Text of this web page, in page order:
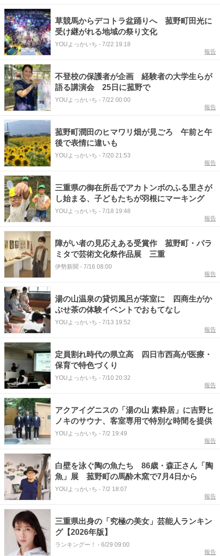
草競馬からデコトラ盆踊りへ 菰野町田光に
受け継がれる地域の祭り文化
YOUよっかいち - 7/22 19:18
報告
不登校の保護者が企画 経験者の大学生らが
語る講演会 25日に菰野で
YOUよっかいち - 7/22 00:00
報告
菰野町潤田のヒマワリ畑が見ごろ 午前と午
後で表情に違いも
YOUよっかいち - 7/20 21:53
報告
三重県の御在所岳でアカトンボのふる里さが
し始まる、子どもたちが羽根にマーキング
YOUよっかいち - 7/18 19:48
報告
障がい者の見応えある受賞作 菰野町・パラ
ミタで芸術文化祭作品展 三重
伊勢新聞 - 7/16 08:00
報告
湯の山温泉の貸切風呂が茶室に 四商生がか
ぶせ茶の体験イベントでおもてなし
YOUよっかいち - 7/13 19:52
報告
定員割れ時代の県立高 四日市西高が医療・
保育で特色づくり
YOUよっかいち - 7/10 20:32
報告
アクアイグニスの「湯の山 素粋居」に吉野ヒ
ノキのサウナ、客室専用で特別な時間を提供
YOUよっかいち - 7/2 19:49
報告
白壁を泳ぐ陶の魚たち 86歳・森正さん「陶
魚」展 菰野町の馬酔木窯で7月4日から
YOUよっかいち - 7/2 18:07
報告
三重県出身の「究極の美女」芸能人ランキン
グ【2026年版】
ランキングー！ - 6/29 09:00
報告